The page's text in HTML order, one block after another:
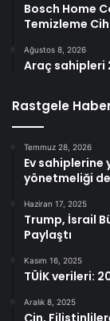
Bosch Home
Temizleme
Ağustos 8, 2026
Araç sahipleri
Rastgele
Temmuz 28, 2026
Ev sahiplerine
yönetmeliği
Haziran 17, 2025
Trump, İsrail
Paylaştı
Kasım 16, 2025
TÜİK verileri:
Aralık 8, 2025